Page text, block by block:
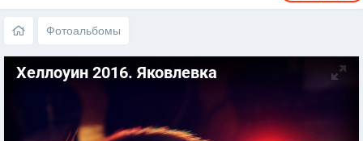
Фотоальбомы
Хеллоуин 2016. Яковлевка